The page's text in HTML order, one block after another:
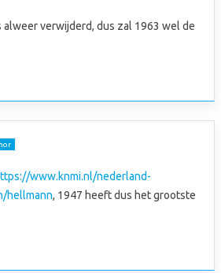
alweer verwijderd, dus zal 1963 wel de
www.knmi.nl/nederland-
hellmann, 1947 heeft dus het grootste